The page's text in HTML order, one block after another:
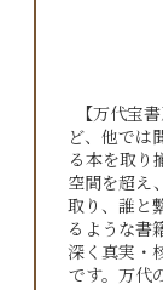
【万代宝
ど、他では
る本を取り
空間を超え
取り、誰と
るような書
深く真実・
です。万代